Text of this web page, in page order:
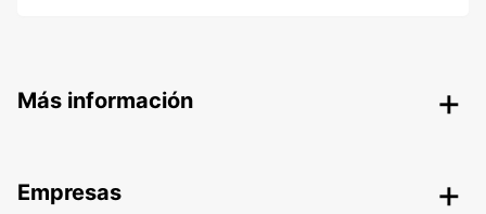
Más información
Empresas